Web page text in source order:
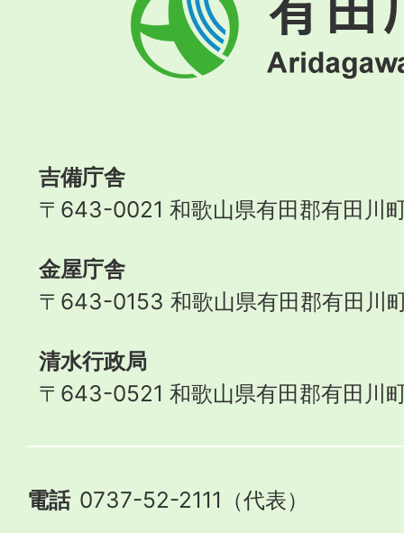
田
川
町
吉備庁舎
〒643-0021 和歌山県有田郡有田川
金屋庁舎
〒643-0153 和歌山県有田郡有田川
清水行政局
〒643-0521 和歌山県有田郡有田川
電話 0737-52-2111（代表）